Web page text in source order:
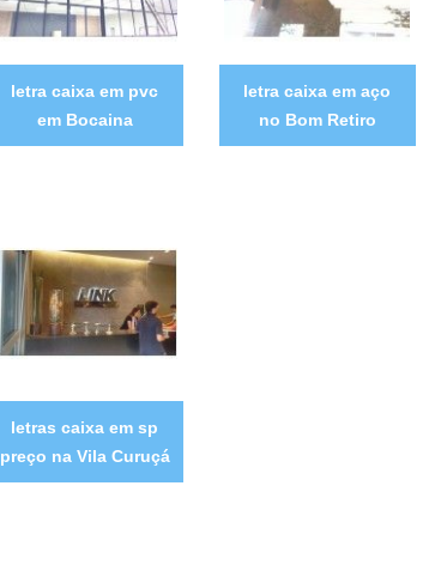
letra caixa em pvc
em Bocaina
letra caixa em aço
no Bom Retiro
letras caixa em sp
preço na Vila Curuçá